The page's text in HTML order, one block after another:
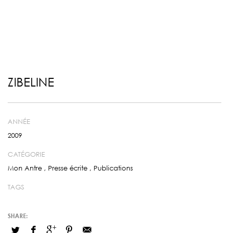
ZIBELINE
ANNÉE
2009
CATÉGORIE
Mon Antre , Presse écrite , Publications
TAGS